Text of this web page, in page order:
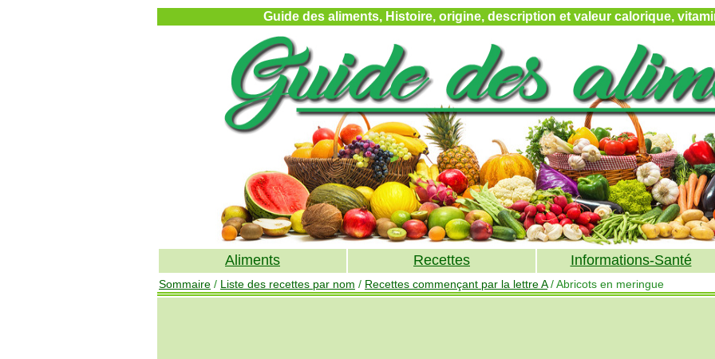
Guide des aliments, Histoire, origine, description et valeur calorique,
Aliments Recettes Informations-Santé
Sommaire / Liste des recettes par nom / Recettes commençant par la lettre A/ Abricots en meringue